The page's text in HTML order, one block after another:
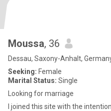
Moussa, 36
Dessau, Saxony-Anhalt,
Seeking: Female
Marital Status: Single
Looking for marriage
I joined this site with the